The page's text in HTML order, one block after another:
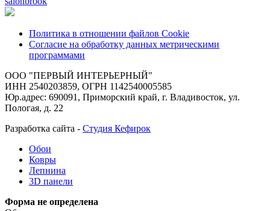
Политика в отношении файлов Cookie
Согласие на обработку данных метрическими
программами
ООО "ПЕРВЫЙ ИНТЕРЬЕРНЫЙ"
ИНН 2540203859, ОГРН 1142540005585
Юр.адрес: 690091, Приморский край, г. Владивосток, ул.
Пологая, д. 22
Разработка сайта - Студия Кефирок
Обои
Ковры
Лепнина
3D панели
Форма не определена